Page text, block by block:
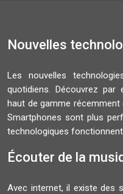
Nouvelles
Les nouvelles
quotidiens. Découvrez par
haut de gamme récemment
Smartphones sont plus
technologiques
Écouter de la
Avec internet, il existe des